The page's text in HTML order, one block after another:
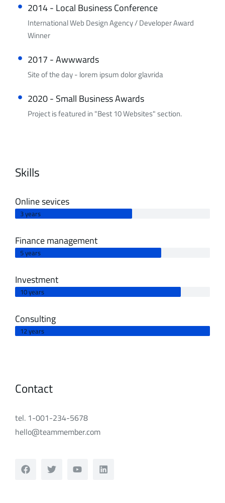
2014 - Local Business Conference
International Web Design Agency / Developer Award
Winner
2017 - Awwwards
Site of the day - lorem ipsum dolor glavrida
2020 - Small Business Awards
Project is featured in "Best 10 Websites" section.
Skills
Online sevices
3 years
Finance management
5 years
Investment
10 years
Consulting
12 years
Contact
tel. 1-001-234-5678
hello@teammember.com